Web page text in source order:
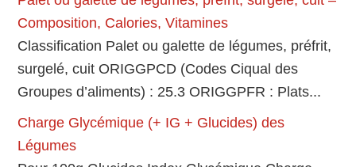
Composition, Calories, Vitamines
Classification Palet ou galette de légumes, préfrit,
surgelé, cuit ORIGGPCD (Codes Ciqual des
Groupes d’aliments) : 25.3 ORIGGPFR : Plats...
Charge Glycémique (+ IG + Glucides) des
Légumes